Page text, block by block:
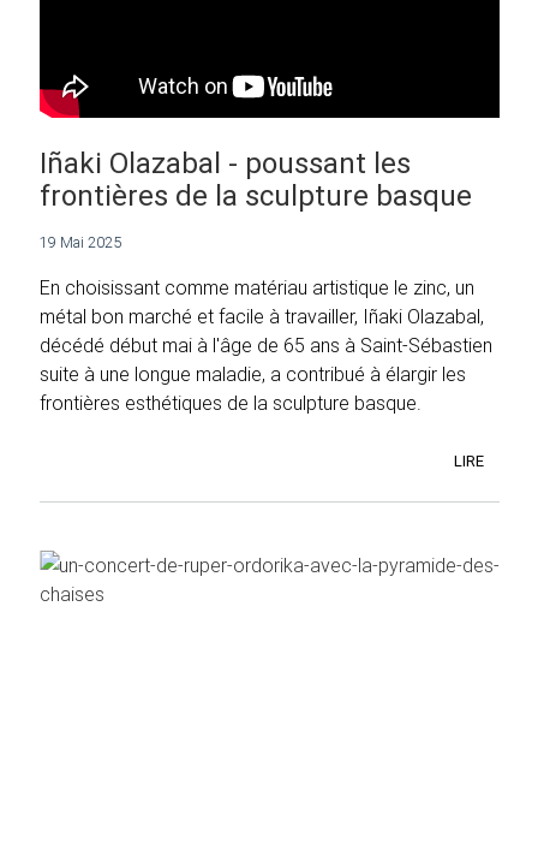
Iñaki Olazabal - poussant les
frontières de la sculpture basque
19 Mai 2025
En choisissant comme matériau artistique le zinc, un
métal bon marché et facile à travailler, Iñaki Olazabal,
décédé début mai à l'âge de 65 ans à Saint-Sébastien
suite à une longue maladie, a contribué à élargir les
frontières esthétiques de la sculpture basque.
LIRE